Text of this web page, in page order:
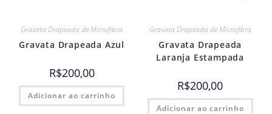
Gravata Drapeada de Microfibra
Gravata Drapeada Azul
R$200,00
Adicionar ao carrinho
Gravata Drapeada de Microfibra
Gravata Drapeada
Laranja Estampada
R$200,00
Adicionar ao carrinho